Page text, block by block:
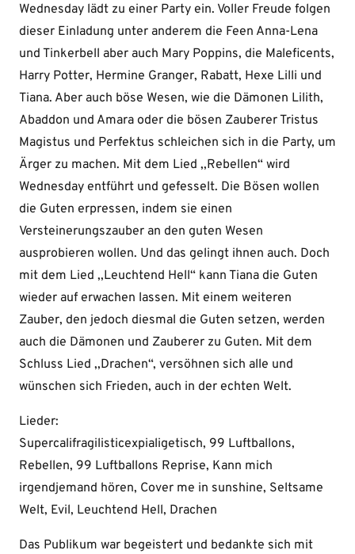
Wednesday lädt zu einer Party ein. Voller Freude folgen
dieser Einladung unter anderem die Feen Anna-Lena
und Tinkerbell aber auch Mary Poppins, die Maleficents,
Harry Potter, Hermine Granger, Rabatt, Hexe Lilli und
Tiana. Aber auch böse Wesen, wie die Dämonen Lilith,
Abaddon und Amara oder die bösen Zauberer Tristus
Magistus und Perfektus schleichen sich in die Party, um
Ärger zu machen. Mit dem Lied ,,Rebellen“ wird
Wednesday entführt und gefesselt. Die Bösen wollen
die Guten erpressen, indem sie einen
Versteinerungszauber an den guten Wesen
ausprobieren wollen. Und das gelingt ihnen auch. Doch
mit dem Lied ,,Leuchtend Hell“ kann Tiana die Guten
wieder auf erwachen lassen. Mit einem weiteren
Zauber, den jedoch diesmal die Guten setzen, werden
auch die Dämonen und Zauberer zu Guten. Mit dem
Schluss Lied ,,Drachen“, versöhnen sich alle und
wünschen sich Frieden, auch in der echten Welt.
Lieder:
Supercalifragilisticexpialigetisch, 99 Luftballons,
Rebellen, 99 Luftballons Reprise, Kann mich
irgendjemand hören, Cover me in sunshine, Seltsame
Welt, Evil, Leuchtend Hell, Drachen
Das Publikum war begeistert und bedankte sich mit